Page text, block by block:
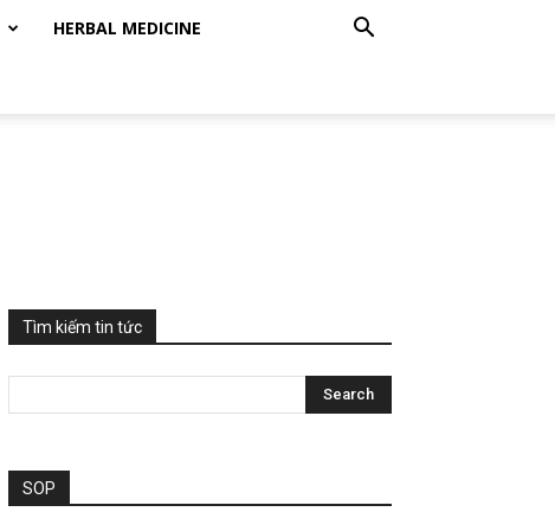
HERBAL MEDICINE
Tìm kiếm tin tức
SOP